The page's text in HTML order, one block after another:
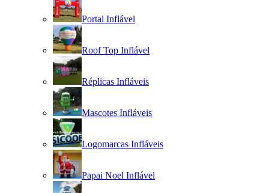
Portal Inflável
Roof Top Inflável
Réplicas Infláveis
Mascotes Infláveis
Logomarcas Infláveis
Papai Noel Inflável